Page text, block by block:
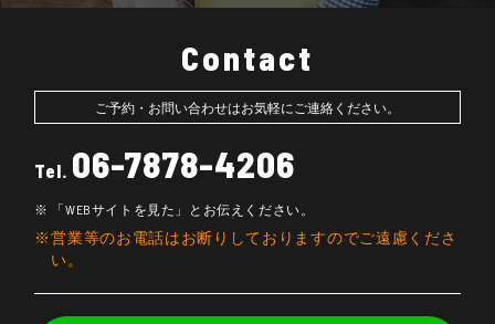
Contact
ご予約・お問い合わせはお気軽にご連絡ください。
Tel. 06-7878-4206
「WEBサイトを見た」とお伝えください。
営業等のお電話はお断りしておりますのでご遠慮くださ
い。